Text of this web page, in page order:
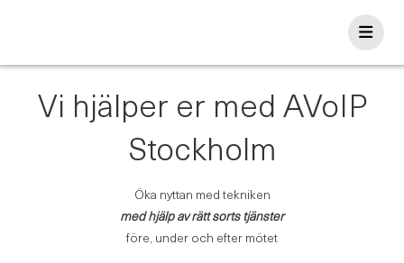
Vi hjälper er med AVoIP
Stockholm
Öka nyttan med tekniken
med hjälp av rätt sorts tjänster
före, under och efter mötet